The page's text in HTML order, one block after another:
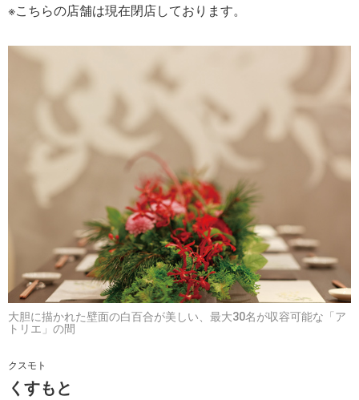
※こちらの店舗は現在閉店しております。
大胆に描かれた壁面の白百合が美しい、最大30名が収容可能な「ア
トリエ」の間
クスモト
くすもと